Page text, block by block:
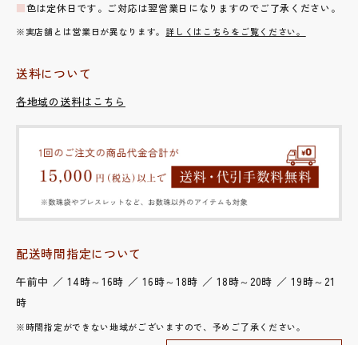
■色は定休日です。ご対応は翌営業日になりますのでご了承ください。
※実店舗とは営業日が異なります。 詳しくはこちらをご覧ください。
送料について
各地域の送料はこちら
配送時間指定について
午前中 ／ 14時～16時 ／ 16時～18時 ／ 18時～20時 ／ 19時～21
時
※時間指定ができない地域がございますので、予めご了承ください。